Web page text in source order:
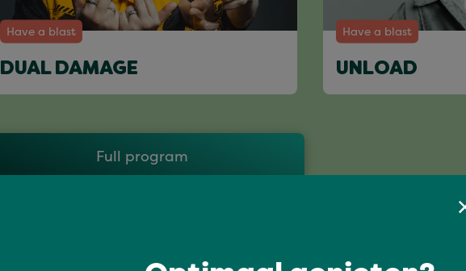
Have a blast
DUAL DAMAGE
Have a blast
UNLOAD
Full program